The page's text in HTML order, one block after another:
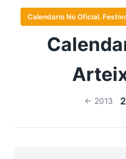
Calendario No Oficial.
← 2013